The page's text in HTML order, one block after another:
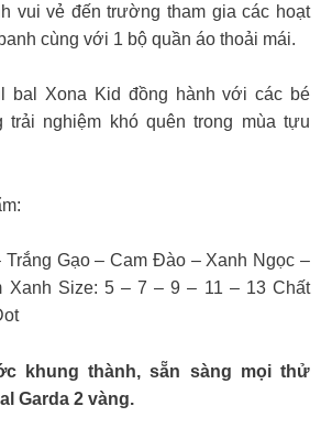
vui vẻ đến trường tham gia các hoạt
cùng với 1 bộ quần áo thoải mái.
bal Xona Kid đồng hành với các bé
trải nghiệm khó quên trong mùa tựu
Trắng Gạo – Cam Đào – Xanh Ngọc –
Xanh Size: 5 – 7 – 9 – 11 – 13 Chất
khung thành, sẵn sàng mọi thử
Garda 2 vàng.